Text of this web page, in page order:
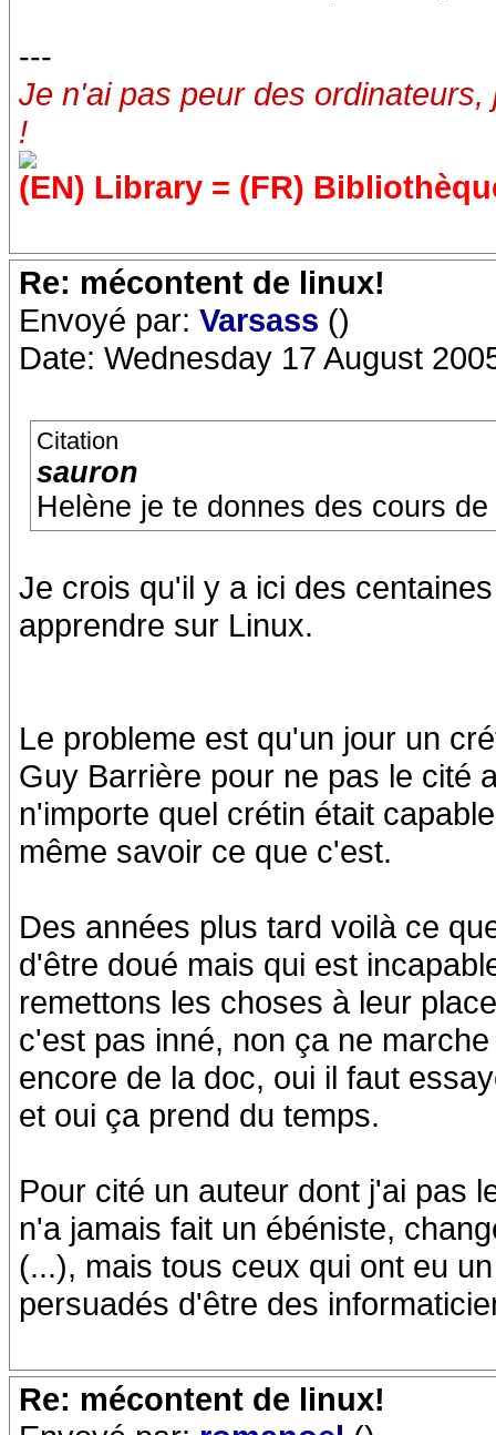
---
Je n'ai pas peur des
!
(EN) Library = (FR)
Re: mécontent de linux!
Envoyé par: Varsass ()
Date: Wednesday 17 August
Citation
sauron
Helène je te donnes des cours
Je crois qu'il y a ici des
apprendre sur Linux.
Le probleme est qu'un jour un
Guy Barrière pour ne pas le cité
n'importe quel crétin était
même savoir ce que c'est.
Des années plus tard voilà ce
d'être doué mais qui est
remettons les choses à leur
c'est pas inné, non ça ne
encore de la doc, oui il faut
et oui ça prend du temps.
Pour cité un auteur dont j'ai pas
n'a jamais fait un ébéniste,
(...), mais tous ceux qui ont eu
persuadés d'être des
Re: mécontent de linux!